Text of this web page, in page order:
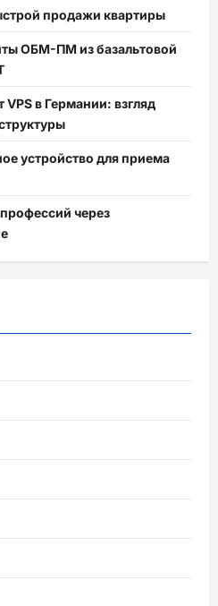
продажи квартиры
ОБМ-ПМ из базальтовой
в Германии: взгляд
устройство для приема
через